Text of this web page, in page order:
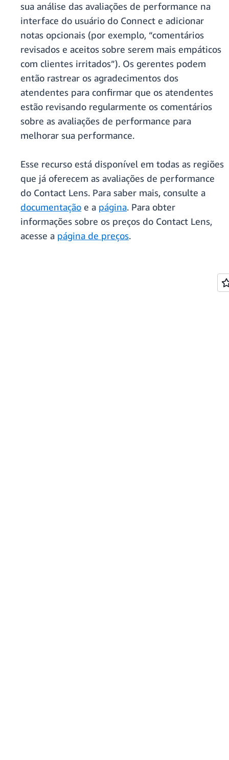
sua análise das avaliações de performance na
interface do usuário do Connect e adicionar
notas opcionais (por exemplo, “comentários
revisados e aceitos sobre serem mais empáticos
com clientes irritados”). Os gerentes podem
então rastrear os agradecimentos dos
atendentes para confirmar que os atendentes
estão revisando regularmente os comentários
sobre as avaliações de performance para
melhorar sua performance.
Esse recurso está disponível em todas as regiões
que já oferecem as avaliações de performance
do Contact Lens. Para saber mais, consulte a
documentação e a página. Para obter
informações sobre os preços do Contact Lens,
acesse a página de preços.